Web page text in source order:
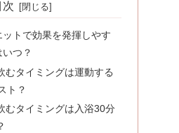
次
ットで効果を発揮しやす
つ？
むタイミングは運動する
ト？
むタイミングは入浴30分